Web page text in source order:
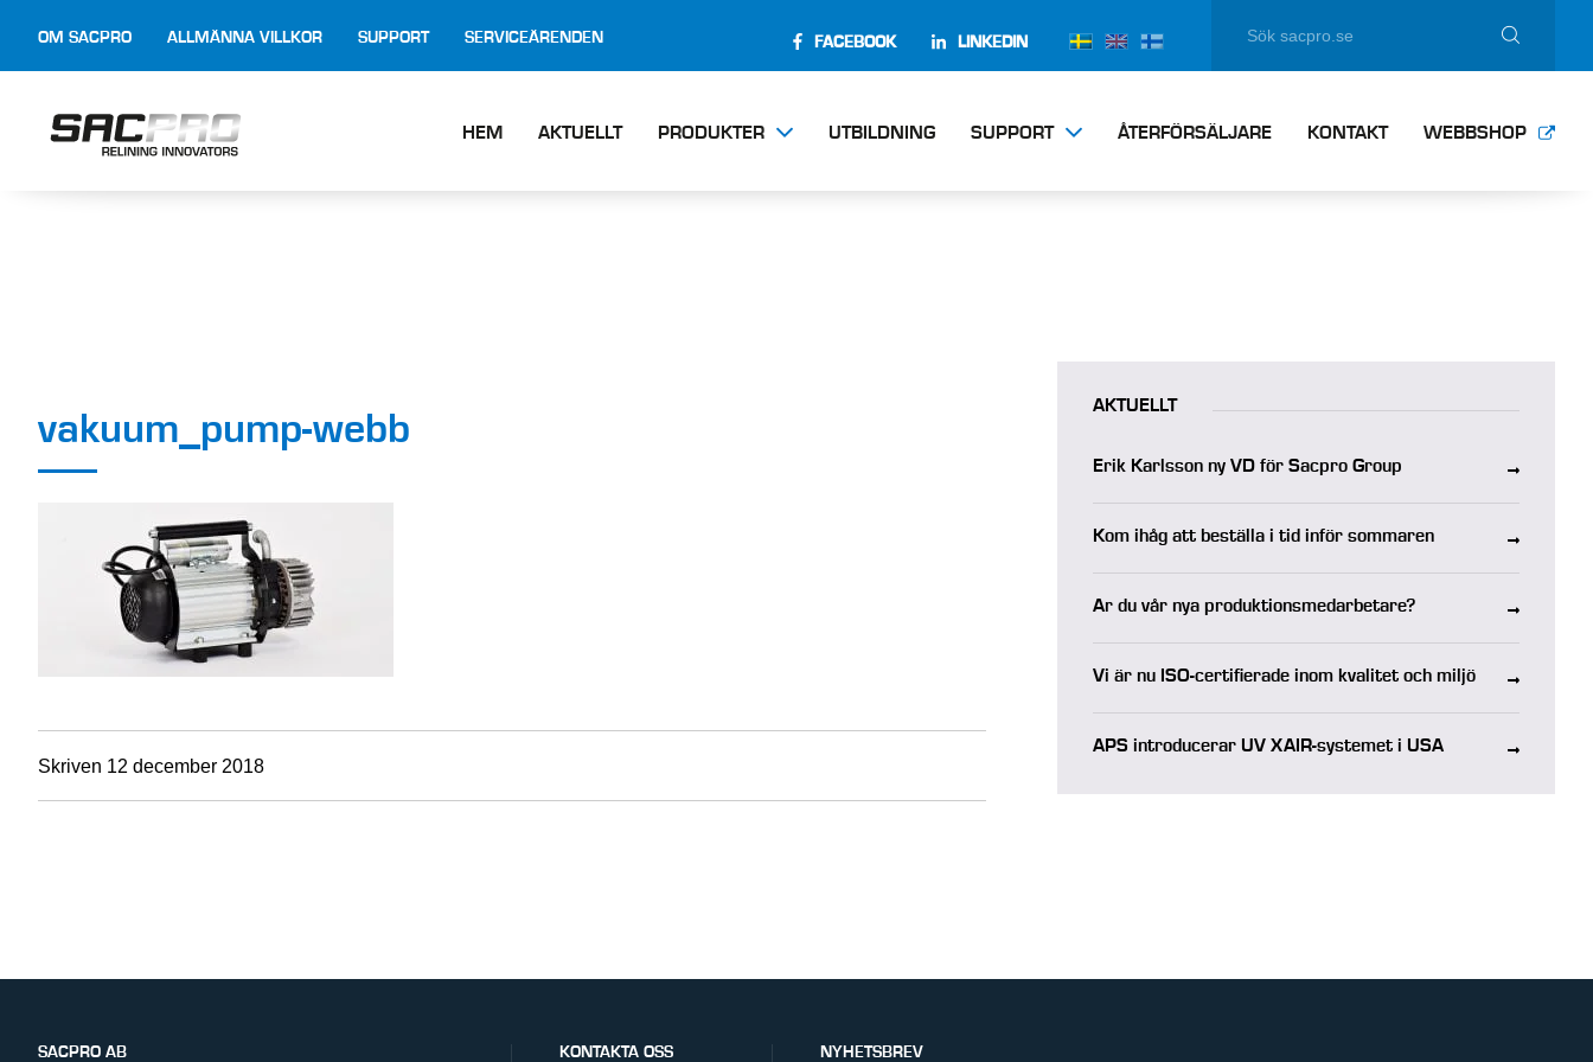
OM SACPRO ALLMÄNNA VILLKOR SUPPORT SERVICEÄRENDEN FACEBOOK LINKEDIN
HEM AKTUELLT PRODUKTER UTBILDNING SUPPORT ÅTERFÖRSÄLJARE KONTAKT WEBBSHOP
vakuum_pump-webb
Skriven 12 december 2018
AKTUELLT
Erik Karlsson ny VD för Sacpro Group
Kom ihåg att beställa i tid inför sommaren
Är du vår nya produktionsmedarbetare?
Vi är nu ISO-certifierade inom kvalitet och miljö
APS introducerar UV XAIR-systemet i USA
SACPRO AB KONTAKTA OSS NYHETSBREV